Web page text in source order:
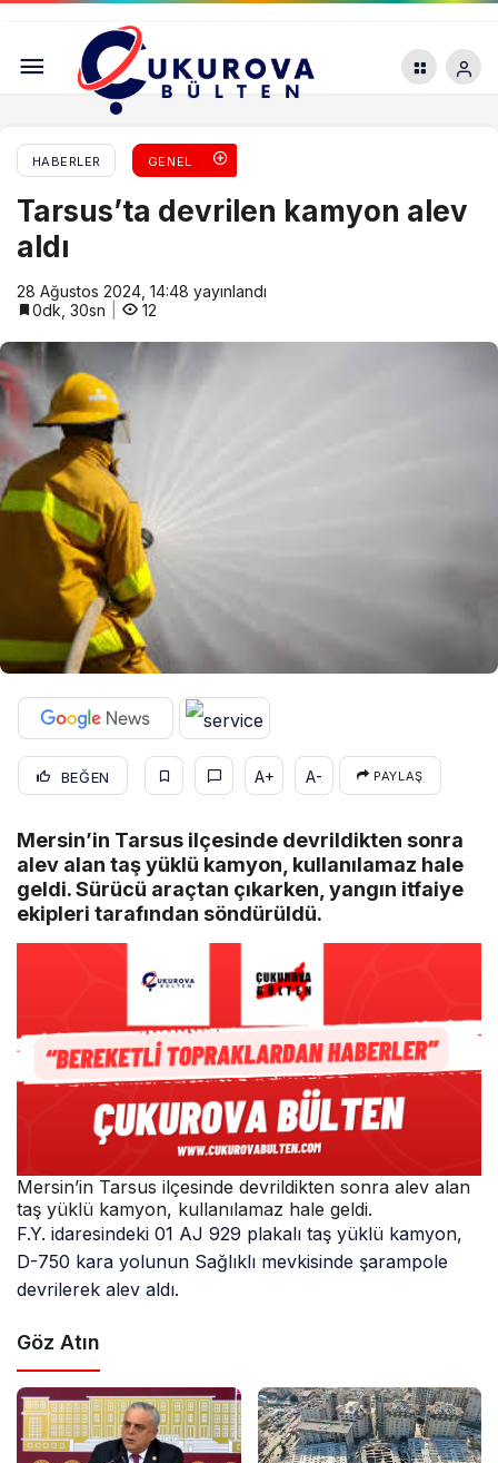
HABERLER GENEL
Tarsus’ta devrilen kamyon alev
aldı
28 Ağustos 2024, 14:48 yayınlandı
0dk, 30sn
12
BEĞEN A+ A- PAYLAŞ
Mersin’in Tarsus ilçesinde devrildikten sonra
alev alan taş yüklü kamyon, kullanılamaz hale
geldi. Sürücü araçtan çıkarken, yangın itfaiye
ekipleri tarafından söndürüldü.
Mersin’in Tarsus ilçesinde devrildikten sonra alev alan
taş yüklü kamyon, kullanılamaz hale geldi.
F.Y. idaresindeki 01 AJ 929 plakalı taş yüklü kamyon,
D-750 kara yolunun Sağlıklı mevkisinde şarampole
devrilerek alev aldı.
Göz Atın
Adana’da uyuşturucu operasyonu: 34 şüpheli
tutuklandı